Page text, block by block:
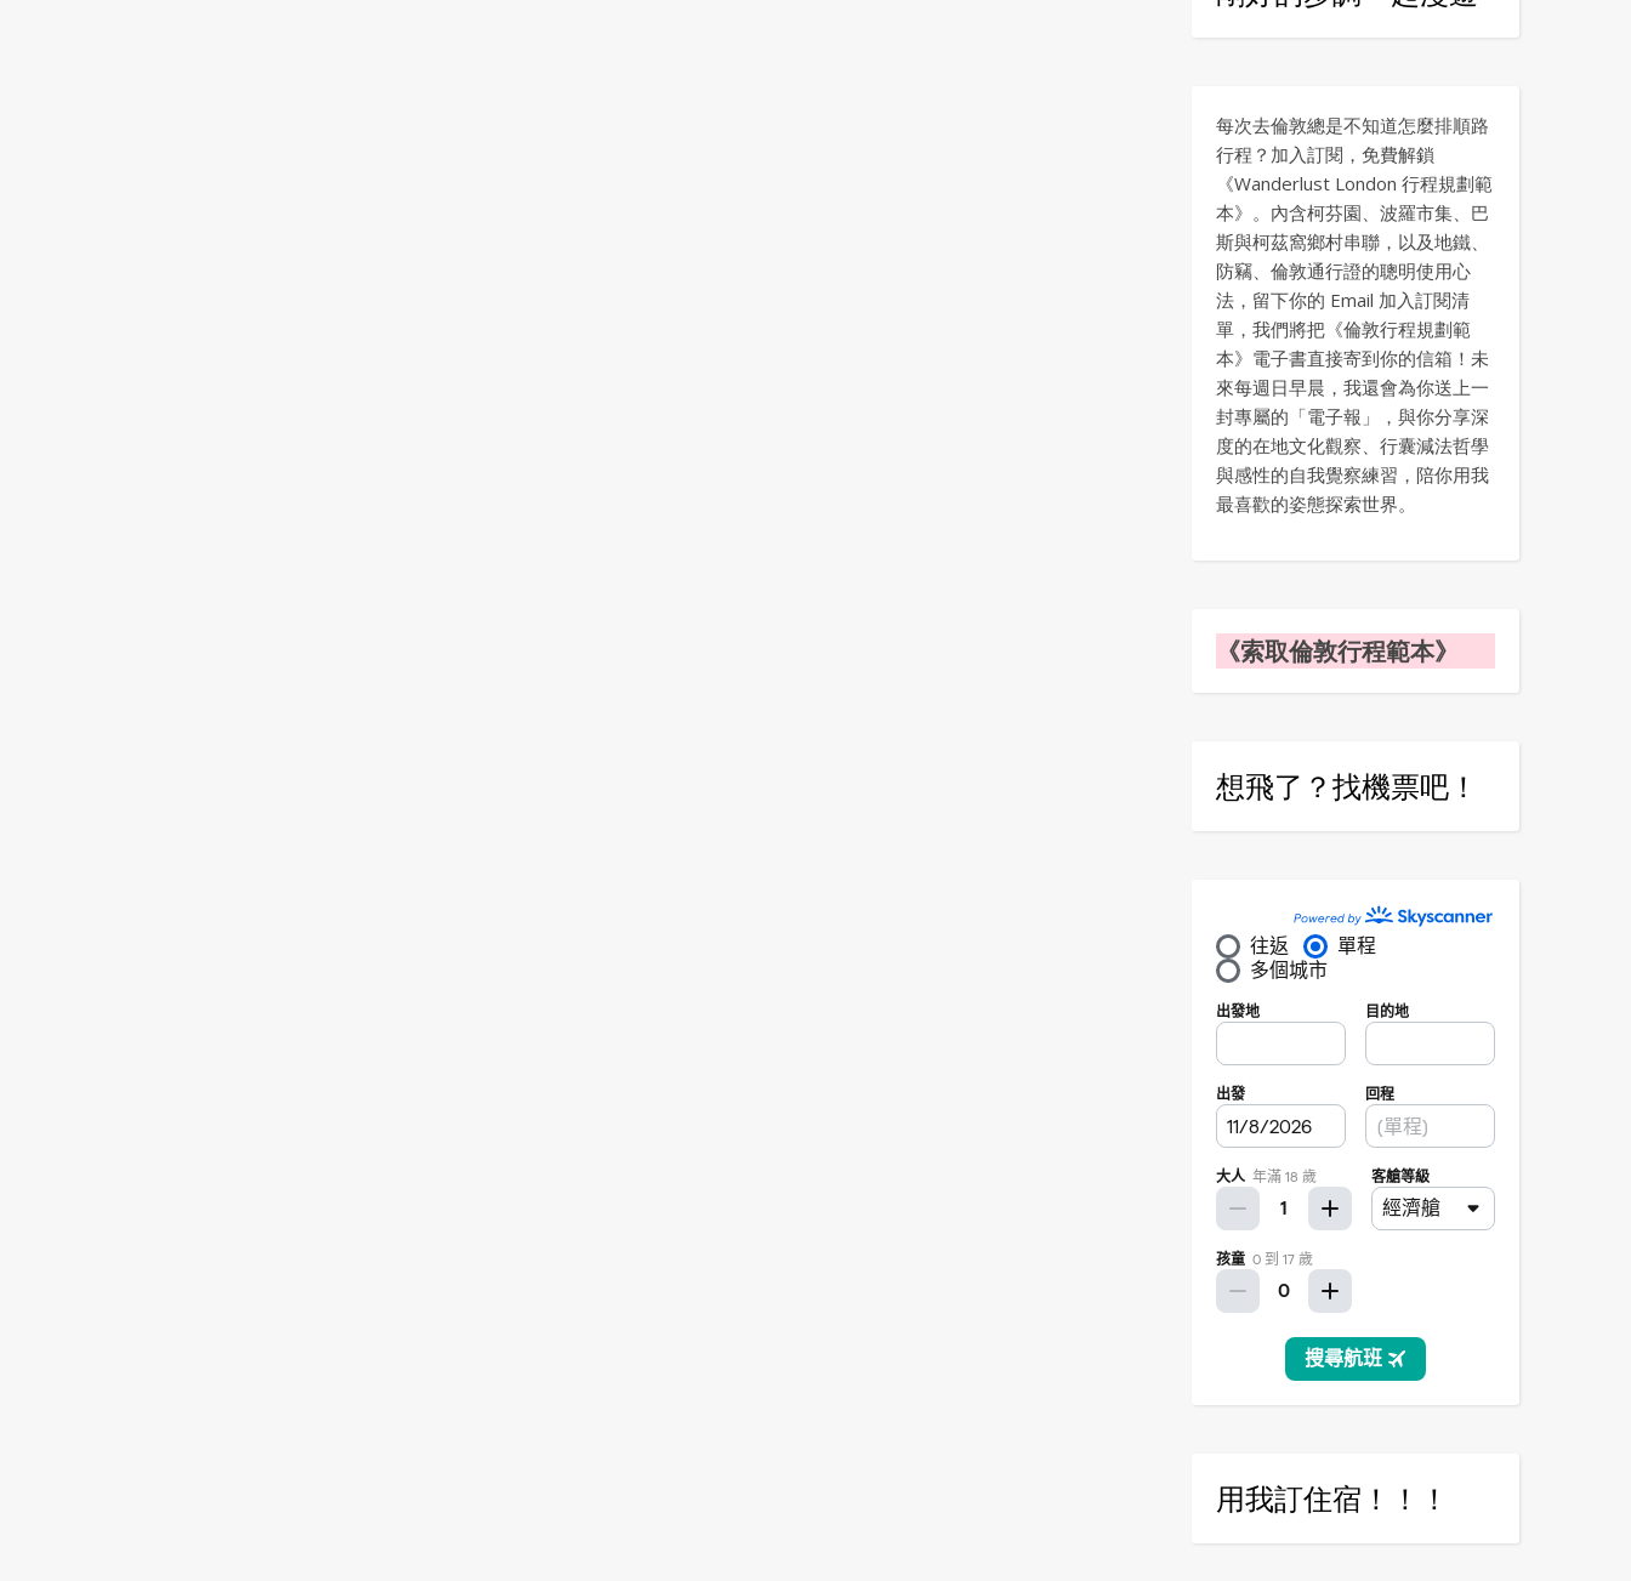
每次去倫敦總是不知道怎麼排順路
行程？加入訂閱，免費解鎖
《Wanderlust London 行程規劃範
本》。內含柯芬園、波羅市集、巴
斯與柯茲窩鄉村串聯，以及地鐵、
防竊、倫敦通行證的聰明使用心
法，留下你的 Email 加入訂閱清
單，我們將把《倫敦行程規劃範
本》電子書直接寄到你的信箱！未
來每週日早晨，我還會為你送上一
封專屬的「電子報」，與你分享深
度的在地文化觀察、行囊減法哲學
與感性的自我覺察練習，陪你用我
最喜歡的姿態探索世界。
《索取倫敦行程範本》
想飛了？找機票吧！
用我訂住宿！！！